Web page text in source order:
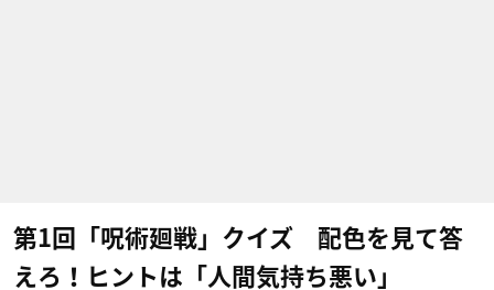
第1回「呪術廻戦」クイズ 配色を見て答
えろ！ヒントは「人間気持ち悪い」